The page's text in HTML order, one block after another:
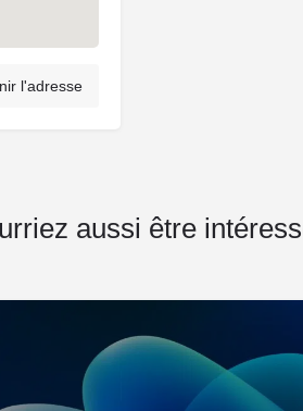
l'adresse
aussi être